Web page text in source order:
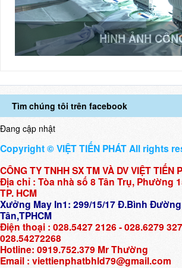
HÌNH ẢNH
Tìm chúng tôi trên facebook
Đang cập nhật
Copyright © VIỆT TIẾN PHÁT All rights
CÔNG TY TNHH SX TM VÀ DV VIỆT TIẾN
Địa chỉ : Tòa nhà số 8 Tân Trụ, Phường
TP. HCM
Xưởng May In1: 299/15/17 Đ.Bình
Tân,TPHCM
Điện thoại : 028.5427 2126 - 028.6279
028.54272268
Hotline: 0919.752.379 Mr Thường
Email : viettienphatbhld79@gmail.com